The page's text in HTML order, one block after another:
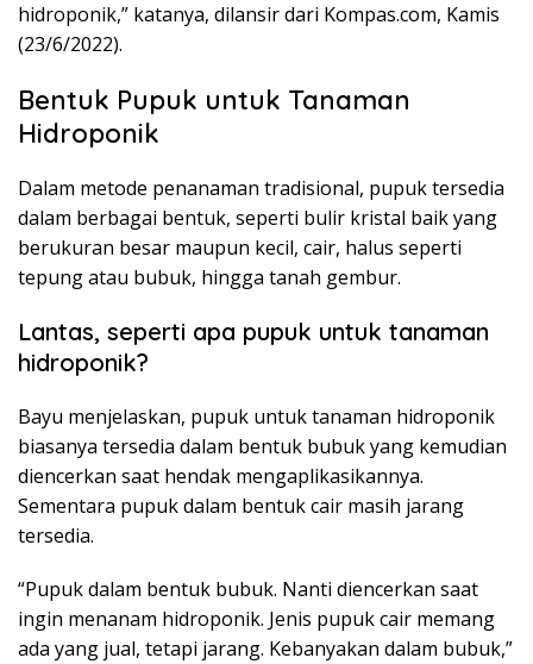
hidroponik,” katanya, dilansir dari Kompas.com, Kamis
(23/6/2022).
Bentuk Pupuk untuk Tanaman
Hidroponik
Dalam metode penanaman tradisional, pupuk tersedia
dalam berbagai bentuk, seperti bulir kristal baik yang
berukuran besar maupun kecil, cair, halus seperti
tepung atau bubuk, hingga tanah gembur.
Lantas, seperti apa pupuk untuk tanaman
hidroponik?
Bayu menjelaskan, pupuk untuk tanaman hidroponik
biasanya tersedia dalam bentuk bubuk yang kemudian
diencerkan saat hendak mengaplikasikannya.
Sementara pupuk dalam bentuk cair masih jarang
tersedia.
“Pupuk dalam bentuk bubuk. Nanti diencerkan saat
ingin menanam hidroponik. Jenis pupuk cair memang
ada yang jual, tetapi jarang. Kebanyakan dalam bubuk,”